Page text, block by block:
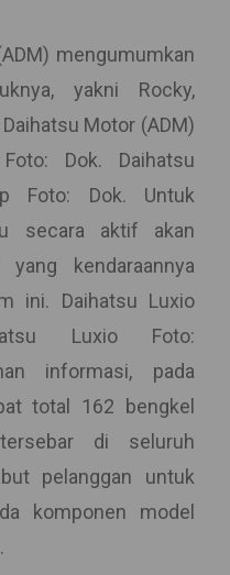
mengumumkan
yakni Rocky,
Motor (ADM)
Dok. Daihatsu
Foto: Dok. Untuk
secara aktif akan
yang kendaraannya
ini. Daihatsu Luxio
Luxio Foto:
informasi, pada
total 162 bengkel
di seluruh
pelanggan untuk
komponen model